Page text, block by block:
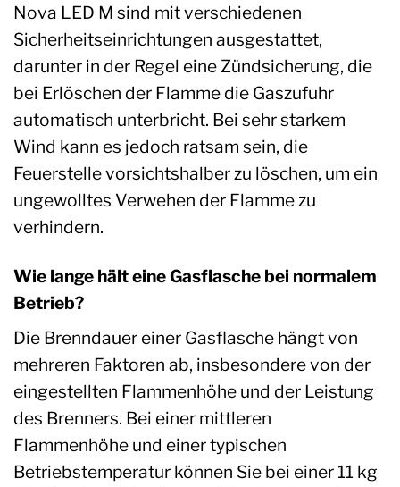
Nova LED M sind mit verschiedenen
Sicherheitseinrichtungen ausgestattet,
darunter in der Regel eine Zündsicherung, die
bei Erlöschen der Flamme die Gaszufuhr
automatisch unterbricht. Bei sehr starkem
Wind kann es jedoch ratsam sein, die
Feuerstelle vorsichtshalber zu löschen, um ein
ungewolltes Verwehen der Flamme zu
verhindern.
Wie lange hält eine Gasflasche bei normalem
Betrieb?
Die Brenndauer einer Gasflasche hängt von
mehreren Faktoren ab, insbesondere von der
eingestellten Flammenhöhe und der Leistung
des Brenners. Bei einer mittleren
Flammenhöhe und einer typischen
Betriebstemperatur können Sie bei einer 11 kg